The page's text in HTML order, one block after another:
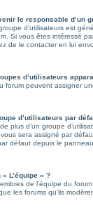
le responsable d’un
d’utilisateurs est
Si vous êtes intéressé
de le contacter en lui
d’utilisateurs
forum peuvent assigner
d’utilisateurs par
plus d’un groupe
sera assigné par
défaut depuis le
L’équipe » ?
de l’équipe du
les forums qu’ils